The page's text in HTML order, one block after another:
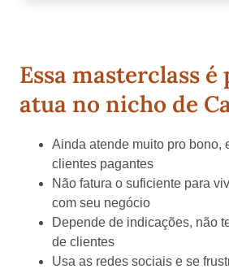
Essa masterclass é
atua no nicho de
Ainda atende muito pro bono,
clientes pagantes
Não fatura o suficiente para
com seu negócio
Depende de indicações, não
de clientes
Usa as redes sociais e se